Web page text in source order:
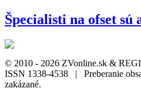
Špecialisti na ofset sú
© 2010 - 2026 ZVonline.sk &
ISSN 1338-4538 | Preberanie
zakázané.